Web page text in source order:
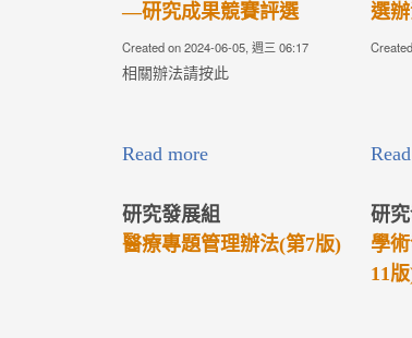
選辦法
Created on 2024-05-30, 週四 00:00
Read more
遴選
Created
Read
理辦法(第7版)
研究發展組
學術發展補助專案辦法(第